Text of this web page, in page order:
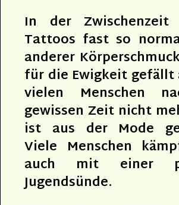
In der
Tattoos fast so
anderer
für die Ewigkeit gefällt
vielen Menschen
gewissen Zeit nicht
ist aus der Mode
Viele Menschen
auch mit einer
Jugendsünde.